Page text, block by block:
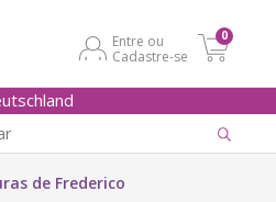
Entre ou
Cadastre-se
0
de Frederico